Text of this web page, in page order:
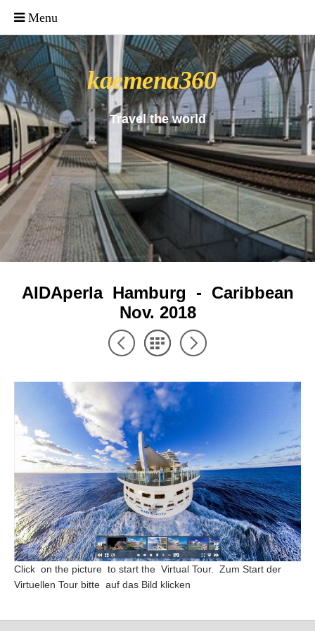
kaemena360
Travel the world
AIDAperla Hamburg - Caribbean
Nov. 2018
Click on the picture to start the Virtual Tour. Zum Start der
Virtuellen Tour bitte auf das Bild klicken